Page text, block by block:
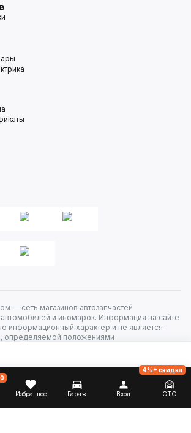
— сеть магазинов автозапчастей
и иномарок. Информация на сайте
информационный характер и не является
определяемой положениями
0
Избранное Гараж Вход СТО
4%+ скидка